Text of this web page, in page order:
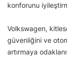
konforunu
Volkswagen,
güvenliğini ve
artırmaya